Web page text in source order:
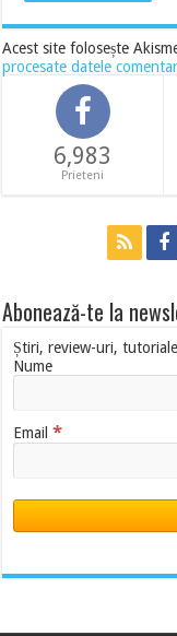
Acest site folosește
procesate datele
6,983
Prieteni
Abonează-te la
Știri, review-uri,
Nume
Email*